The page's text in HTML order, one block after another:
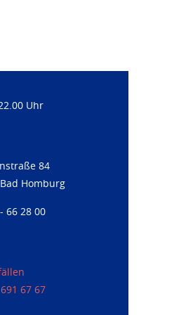
Uhr
84
Homburg
66 28 00
67 67